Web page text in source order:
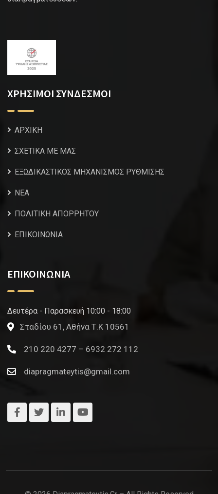
ΧΡΗΣΙΜΟΙ ΣΥΝΔΕΣΜΟΙ
ΑΡΧΙΚΗ
ΣΧΕΤΙΚΑ ΜΕ ΜΑΣ
ΕΞΩΔΙΚΑΣΤΙΚΟΣ ΜΗΧΑΝΙΣΜΟΣ ΡΥΘΜΙΣΗΣ
NEA
ΠΟΛΙΤΙΚΗ ΑΠΟΡΡΗΤΟΥ
ΕΠΙΚΟΙΝΩΝΙΑ
ΕΠΙΚΟΙΝΩΝΙΑ
Δευτέρα - Παρασκευή 10:00 - 18:00
Σταδίου 61, Αθήνα Τ.Κ 10561
210 220 4277 – 6932 272 112
diapragmateytis@gmail.com